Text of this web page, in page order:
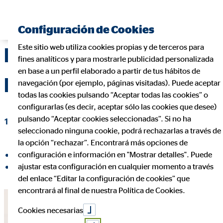
FORMACIONES OVB
MES DE JUNIO
12 de julio de 2021|OVB Allfinanz España S.A.
compartir en Facebook
compartir en LinkedIn
Configuración de Cookies
Este sitio web utiliza cookies propias y de terceros para
fines analíticos y para mostrarle publicidad personalizada
en base a un perfil elaborado a partir de tus hábitos de
navegación (por ejemplo, páginas visitadas). Puede aceptar
todas las cookies pulsando “Aceptar todas las cookies” o
configurarlas (es decir, aceptar sólo las cookies que desee)
pulsando “Aceptar cookies seleccionadas”. Si no ha
seleccionado ninguna cookie, podrá rechazarlas a través de
la opción “rechazar”. Encontrará más opciones de
configuración e información en "Mostrar detalles". Puede
ajustar esta configuración en cualquier momento a través
del enlace “Editar la configuración de cookies” que
encontrará al final de nuestra Política de Cookies.
Cookies necesarias